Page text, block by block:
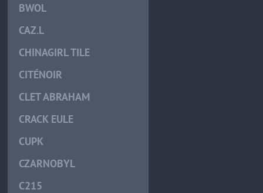
BWOL
CAZ.L
CHINAGIRL TILE
CITÉNOIR
CLET ABRAHAM
CRACK EULE
CUPK
CZARNOBYL
C215